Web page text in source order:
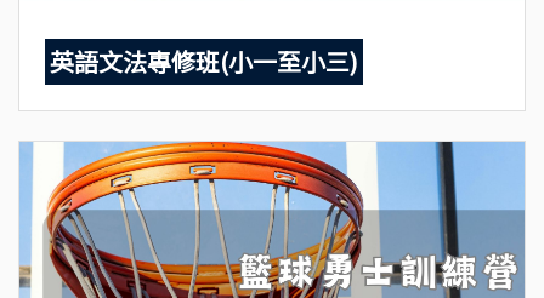
英語文法專修班(小一至小三)